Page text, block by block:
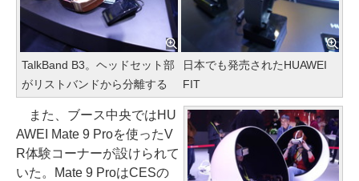
TalkBand B3。ヘッドセット部
がリストバンドから分離する
日本でも発売されたHUAWEI
FIT
また、ブース中央ではHU
AWEI Mate 9 Proを使ったV
R体験コーナーが設けられて
いた。Mate 9 ProはCESの